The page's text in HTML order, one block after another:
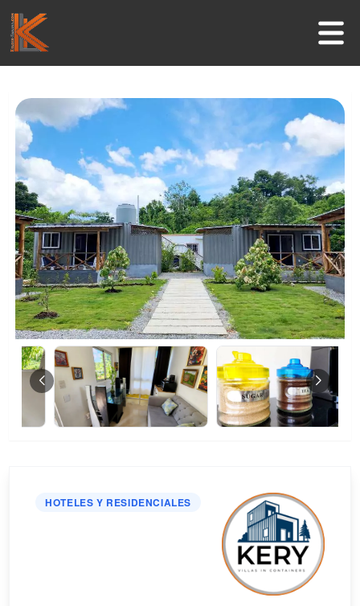
Negocios
Guía Turística
Actividades
Informaciones útiles
Contacto
HOTELES Y RESIDENCIALES